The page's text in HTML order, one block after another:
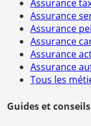
Assurance
Assurance
Assurance
Assurance
Assurance
Assurance
Tous les
Guides et conseils